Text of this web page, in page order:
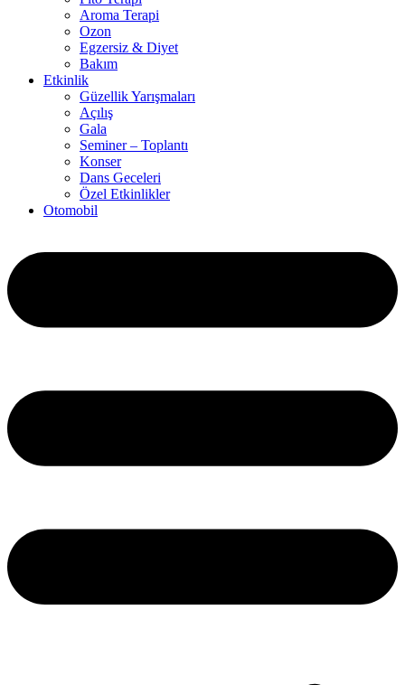
Aroma Terapi
Ozon
Egzersiz & Diyet
Bakım
Etkinlik
Güzellik Yarışmaları
Açılış
Gala
Seminer – Toplantı
Konser
Dans Geceleri
Özel Etkinlikler
Otomobil